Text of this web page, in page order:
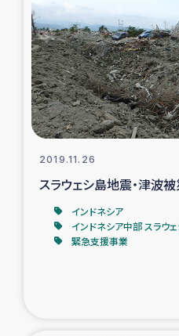
2019.11.26
スラウェシ島地震・津波
インドネシア
インドネシア中部 スラウ
緊急支援事業